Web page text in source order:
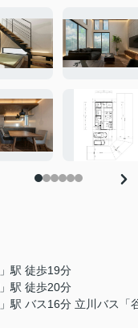
」駅 徒歩19分
」駅 徒歩20分
」駅 バス16分 立川バス「